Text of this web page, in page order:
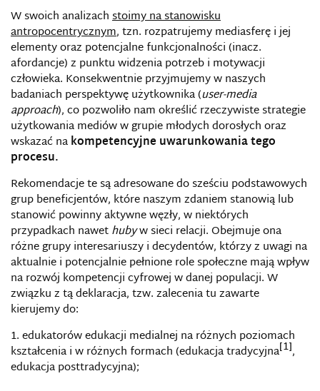
W swoich analizachstoimy na stanowisku
antropocentrycznym, tzn. rozpatrujemy mediasferę i jej
elementy oraz potencjalne funkcjonalności (inacz.
afordancje) z punktu widzenia potrzeb i motywacji
człowieka. Konsekwentnie przyjmujemy w naszych
badaniach perspektywę użytkownika (user-media
approach), co pozwoliło nam określić rzeczywiste strategie
użytkowania mediów w grupie młodych dorosłych oraz
wskazać nakompetencyjne uwarunkowania tego
procesu.
Rekomendacje te są adresowane do sześciu podstawowych
grup beneficjentów, które naszym zdaniem stanowią lub
stanowić powinny aktywne węzły, w niektórych
przypadkach nawethubyw sieci relacji. Obejmuje ona
różne grupy interesariuszy i decydentów, którzy z uwagi na
aktualnie i potencjalnie pełnione role społeczne mają wpływ
na rozwój kompetencji cyfrowej w danej populacji. W
związku z tą deklaracja, tzw. zalecenia tu zawarte
kierujemy do:
edukatorów edukacji medialnej na różnych poziomach
kształcenia i w różnych formach (edukacja tradycyjna[1],
edukacja posttradycyjna);